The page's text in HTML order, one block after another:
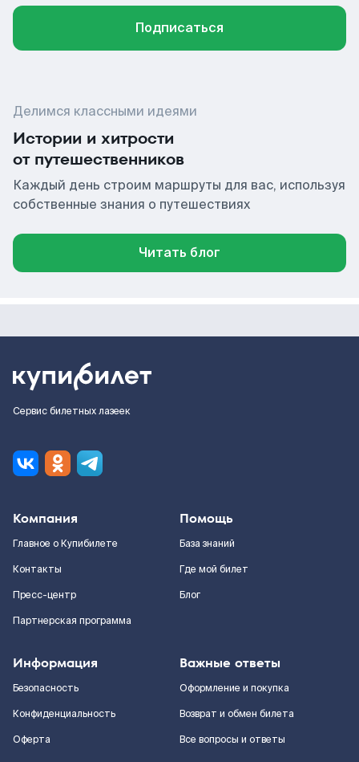
Подписаться
Делимся классными идеями
Истории и хитрости
от путешественников
Каждый день строим маршруты для вас, используя
собственные знания о путешествиях
Читать блог
Сервис билетных лазеек
Компания
Главное о Купибилете
Контакты
Пресс-центр
Партнерская программа
Помощь
База знаний
Где мой билет
Блог
Информация
Безопасность
Конфиденциальность
Оферта
Важные ответы
Оформление и покупка
Возврат и обмен билета
Все вопросы и ответы